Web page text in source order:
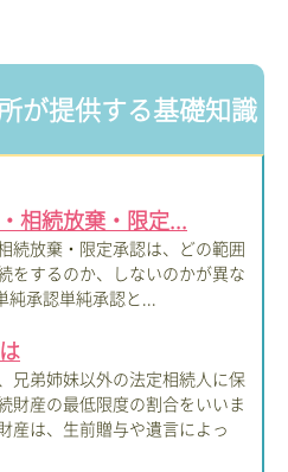
が提供する基礎知識
相続放棄・限定...
続放棄・限定承認は、どの範囲
をするのか、しないのかが異な
純承認単純承認と...
兄弟姉妹以外の法定相続人に保
財産の最低限度の割合をいいま
産は、生前贈与や遺言によっ